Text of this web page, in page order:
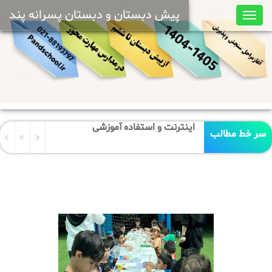
Toggle
navigation
پیش دبستان و دبستان پسرانه پند
سر خط مطالب اینترنت و استفاده آموزشی